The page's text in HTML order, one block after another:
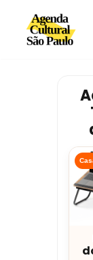
Avançar